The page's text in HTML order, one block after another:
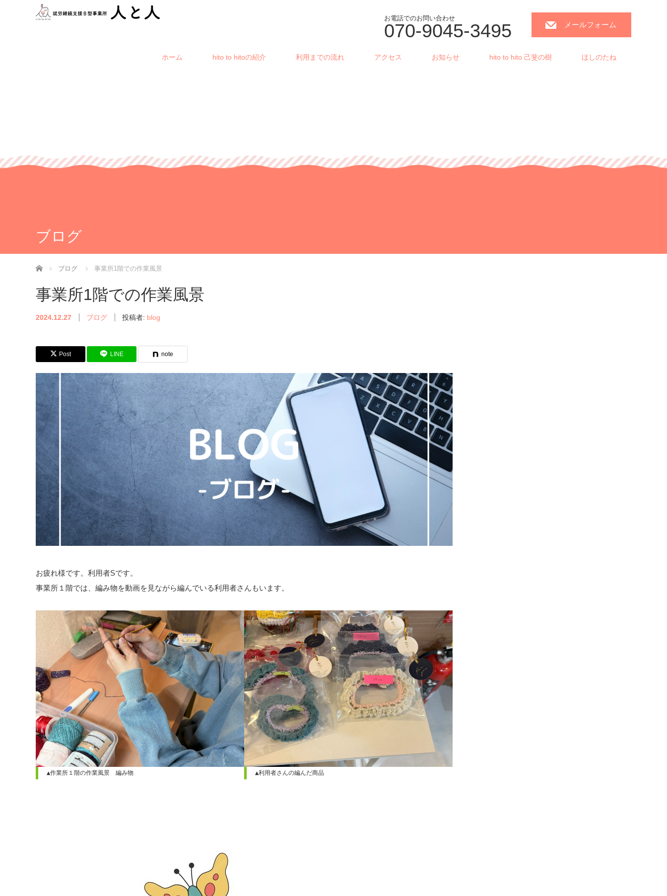
お電話でのお問い合わせ
070-9045-3495 メールフォーム
ホーム hito to hitoの紹介 利用までの流れ アクセス お知らせ hito to hito 己斐の樹 ほしのたね
ブログ
ホーム ブログ 事業所1階での作業風景
事業所1階での作業風景
2024.12.27 ブログ 投稿者: blog
Post LINE note
お疲れ様です。利用者Sです。
事業所１階では、編み物を動画を見ながら編んでいる利用者さんもいます。
▲作業所１階の作業風景　編み物 ▲利用者さんの編んだ商品